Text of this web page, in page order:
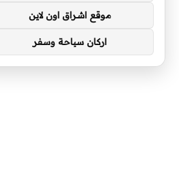
موقع اشراق اون لاين
اركان سياحة وسفر